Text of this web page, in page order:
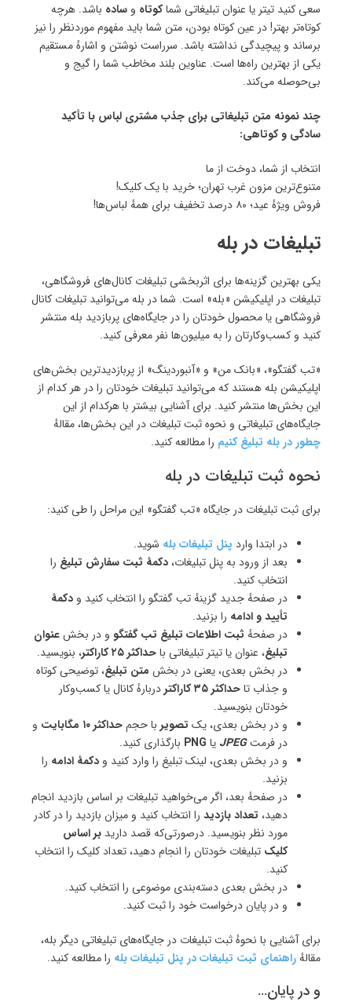
سعی کنید تیتر یا عنوان تبلیغاتی شماکوتاه و ساده باشد. هرچه
کوتاه‌تر بهتر! در عین کوتاه بودن، متن شما باید مفهوم موردنظر را نیز
برساند و پیچیدگی نداشته باشد. سرراست نوشتن و اشارهٔ مستقیم
یکی از بهترین راه‌ها است. عناوین بلند مخاطب شما را گیج و
بی‌حوصله می‌کند.
چند نمونه متن تبلیغاتی برای جذب مشتری لباس با تأکید
سادگی و کوتاهی:
انتخاب از شما، دوخت از ما
متنوع‌ترین مزون غرب تهران؛ خرید با یک کلیک!
فروش ویژهٔ عید؛ ۸۰ درصد تخفیف برای همهٔ لباس‌ها!
تبلیغات در بله
یکی بهترین گزینه‌ها برای اثربخشی تبلیغات کانال‌های فروشگاهی،
تبلیغات در اپلیکیشن «بله» است. شما در بله می‌توانید تبلیغات کانال
فروشگاهی یا محصول خودتان را در جایگاه‌‌های پربازدید بله منتشر
کنید و کسب‌وکارتان را به میلیون‌ها نفر معرفی کنید.
«تب گفتگو»، «بانک من» و «آنبوردینگ» از پربازدیدترین بخش‌های
اپلیکیشن بله هستند که می‌توانید تبلیغات خودتان را در هر کدام از
این بخش‌ها منتشر کنید. برای آشنایی بیشتر با هرکدام از این
جایگاه‌های تبلیغاتی و نحوه ثبت تبلیغات در این بخش‌ها، مقالهٔ
چطور در بله تبلیغ کنیم را مطالعه کنید.
نحوه ثبت تبلیغات در بله
برای ثبت تبلیغات در جایگاه «تب گفتگو» این مراحل را طی کنید:
در ابتدا وارد پنل تبلیغات بله شوید.
بعد از ورود به پنل تبلیغات،دکمهٔ ثبت سفارش تبلیغ را
انتخاب کنید.
در صفحهٔ جدید گزینهٔ تب گفتگو را انتخاب کنید و دکمهٔ
تأیید و ادامه را بزنید.
در صفحهٔ ثبت اطلاعات تبلیغ تب گفتگو و در بخشعنوان
تبلیغ، عنوان یا تیتر تبلیغاتی باحداکثر ۲۵ کاراکتر
، بنویسید.
در بخش بعدی، یعنی در بخش متن تبلیغ، توضیحی کوتاه
و جذاب تاحداکثر ۳۵ کاراکتر
دربارهٔ کانال یا کسب‌وکار
خودتان بنویسید.
و در بخش بعدی، یک تصویر با حجمحداکثر ۱۰ مگابایت
و
در فرمتJPEG یا PNG بارگذاری کنید.
و در بخش بعدی، لینک تبلیغ را وارد کنید و دکمهٔ ادامه را
بزنید.
در صفحهٔ بعد، اگر می‌خواهید تبلیغات بر اساس بازدید انجام
دهید، تعداد بازدید را انتخاب کنید و میزان بازدید را در کادر
مورد نظر بنویسید. درصورتی‌که قصد دارید بر اساس
کلیک تبلیغات خودتان را انجام دهید، تعداد کلیک را انتخاب
کنید.
در بخش بعدی دسته‌بندی موضوعی را انتخاب کنید.
و در پایان درخواست خود را ثبت کنید.
برای آشنایی با نحوهٔ ثبت تبلیغات در جایگاه‌های تبلیغاتی دیگر بله،
مقالهٔراهنمای ثبت تبلیغات در پنل تبلیغات بله را مطالعه کنید.
و در پایان…